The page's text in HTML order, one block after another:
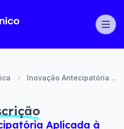
Inovação Antecipatória Aplicada à Administração Pública
Aplicada à